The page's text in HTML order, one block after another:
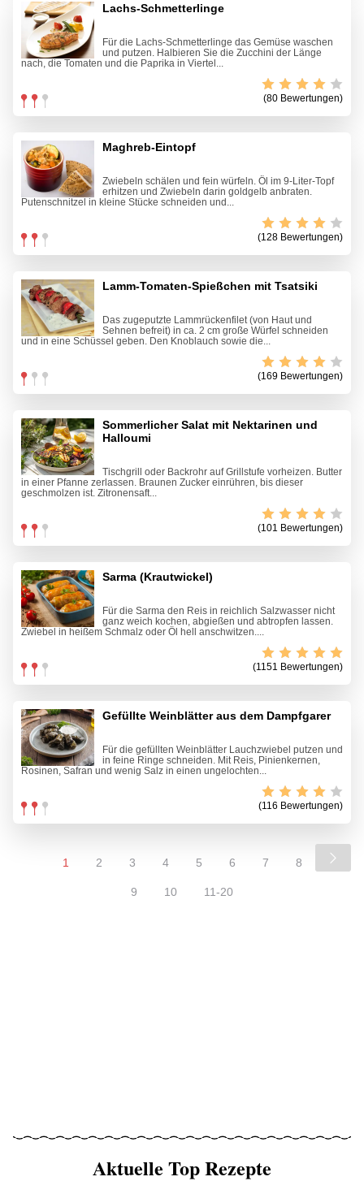
Lachs-Schmetterlinge
Für die Lachs-Schmetterlinge das Gemüse waschen
und putzen. Halbieren Sie die Zucchini der Länge
nach, die Tomaten und die Paprika in Viertel...
(80 Bewertungen)
Maghreb-Eintopf
Zwiebeln schälen und fein würfeln. Öl im 9-Liter-Topf
erhitzen und Zwiebeln darin goldgelb anbraten.
Putenschnitzel in kleine Stücke schneiden und...
(128 Bewertungen)
Lamm-Tomaten-Spießchen mit Tsatsiki
Das zugeputzte Lammrückenfilet (von Haut und
Sehnen befreit) in ca. 2 cm große Würfel schneiden
und in eine Schüssel geben. Den Knoblauch sowie die...
(169 Bewertungen)
Sommerlicher Salat mit Nektarinen und
Halloumi
Tischgrill oder Backrohr auf Grillstufe vorheizen. Butter
in einer Pfanne zerlassen. Braunen Zucker einrühren, bis dieser
geschmolzen ist. Zitronensaft...
(101 Bewertungen)
Sarma (Krautwickel)
Für die Sarma den Reis in reichlich Salzwasser nicht
ganz weich kochen, abgießen und abtropfen lassen.
Zwiebel in heißem Schmalz oder Öl hell anschwitzen....
(1151 Bewertungen)
Gefüllte Weinblätter aus dem Dampfgarer
Für die gefüllten Weinblätter Lauchzwiebel putzen und
in feine Ringe schneiden. Mit Reis, Pinienkernen,
Rosinen, Safran und wenig Salz in einen ungelochten...
(116 Bewertungen)
1 2 3 4 5 6 7 8
9 10 11-20
Aktuelle Top Rezepte